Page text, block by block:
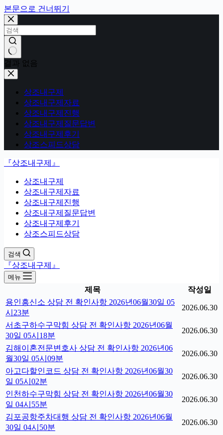
본문으로 건너뛰기
결과 없음
상조내구제
상조내구제자료
상조내구제진행
상조내구제질문답변
상조내구제후기
상조스피드상담
『상조내구제』
상조내구제
상조내구제자료
상조내구제진행
상조내구제질문답변
상조내구제후기
상조스피드상담
검색
『상조내구제』
메뉴
제목
작성일
용인흥신소 상담 전 확인사항 2026년06월30일 05
시23분
2026.06.30
서초구하수구막힘 상담 전 확인사항 2026년06월
30일 05시18분
2026.06.30
김해이혼전문변호사 상담 전 확인사항 2026년06
월30일 05시09분
2026.06.30
아고다할인코드 상담 전 확인사항 2026년06월30
일 05시02분
2026.06.30
인천하수구막힘 상담 전 확인사항 2026년06월30
일 04시55분
2026.06.30
김포공항주차대행 상담 전 확인사항 2026년06월
30일 04시50분
2026.06.30